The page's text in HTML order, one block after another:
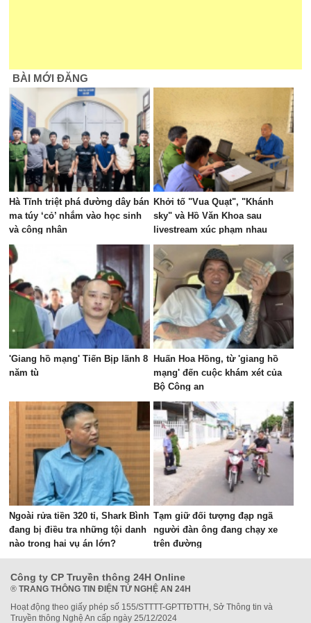
BÀI MỚI ĐĂNG
Hà Tĩnh triệt phá đường dây bán
ma túy ‘cỏ’ nhắm vào học sinh
và công nhân
Khởi tố "Vua Quạt", "Khánh
sky" và Hồ Văn Khoa sau
livestream xúc phạm nhau
'Giang hồ mạng' Tiến Bịp lãnh 8
năm tù
Huấn Hoa Hồng, từ 'giang hồ
mạng' đến cuộc khám xét của
Bộ Công an
Ngoài rửa tiền 320 tỉ, Shark Bình
đang bị điều tra những tội danh
nào trong hai vụ án lớn?
Tạm giữ đối tượng đạp ngã
người đàn ông đang chạy xe
trên đường
Công ty CP Truyền thông 24H Online
® TRANG THÔNG TIN ĐIỆN TỬ NGHỆ AN 24H
Hoạt động theo giấy phép số 155/STTTT-GPTTĐTTH, Sở Thông tin và
Truyền thông Nghệ An cấp ngày 25/12/2024